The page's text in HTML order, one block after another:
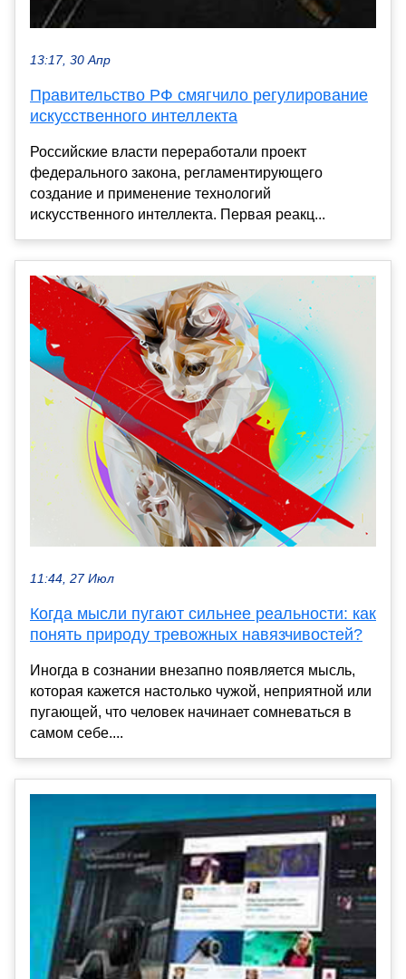
13:17, 30 Апр
Правительство РФ смягчило регулирование
искусственного интеллекта
Российские власти переработали проект
федерального закона, регламентирующего
создание и применение технологий
искусственного интеллекта. Первая реакц...
11:44, 27 Июл
Когда мысли пугают сильнее реальности: как
понять природу тревожных навязчивостей?
Иногда в сознании внезапно появляется мысль,
которая кажется настолько чужой, неприятной или
пугающей, что человек начинает сомневаться в
самом себе....